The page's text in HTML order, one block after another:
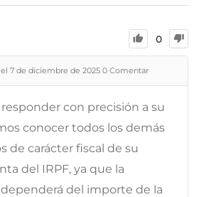
0
7 de diciembre de 2025 0 Comentar
responder con precisión a su
conocer todos los demás
de carácter fiscal de su
del IRPF, ya que la
del importe de la